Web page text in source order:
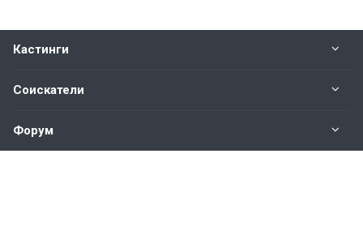
Кастинги
Соискатели
Форум